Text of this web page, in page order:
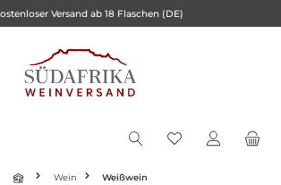
Versand ab 18 Flaschen (DE)
Wein Weißwein